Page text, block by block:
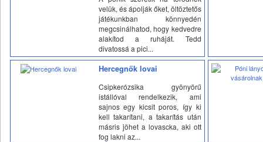
velük, és ápolják őket, öltöztetős
játékunkban könnyedén
megcsinálhatod, hogy kedvedre
alakítod a ruháját. Tedd
divatossá a pici...
Hercegnők lovai
Csipkerózsika gyönyörű
istállóval rendelkezik, ami
sajnos egy kicsit poros, így ki
kell takarítani, a takarítás után
másris jöhet a lovascka, aki ott
fog lakni az...